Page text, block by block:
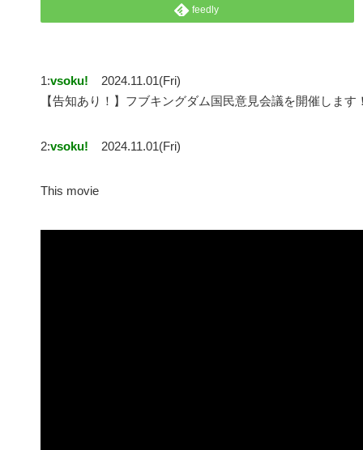
feedly
1:vsoku!
2024.11.01(Fri)
【告知あり！】フブキングダム国民意見会議を開催しま
2:vsoku! 2024.11.01(Fri)
This movie